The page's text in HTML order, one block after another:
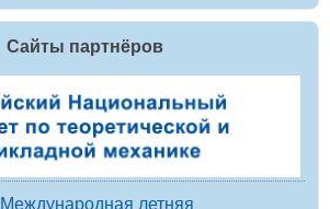
Сайты партнёров
Международная летняя